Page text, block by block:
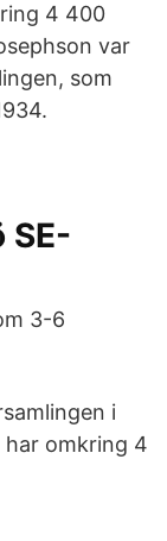
4 400
var
som
SE-
3-6
i
har omkring 4